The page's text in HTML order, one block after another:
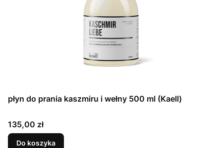
płyn do prania kaszmiru i wełny 500 ml (Kaell)
Cena
135,00 zł
Do koszyka